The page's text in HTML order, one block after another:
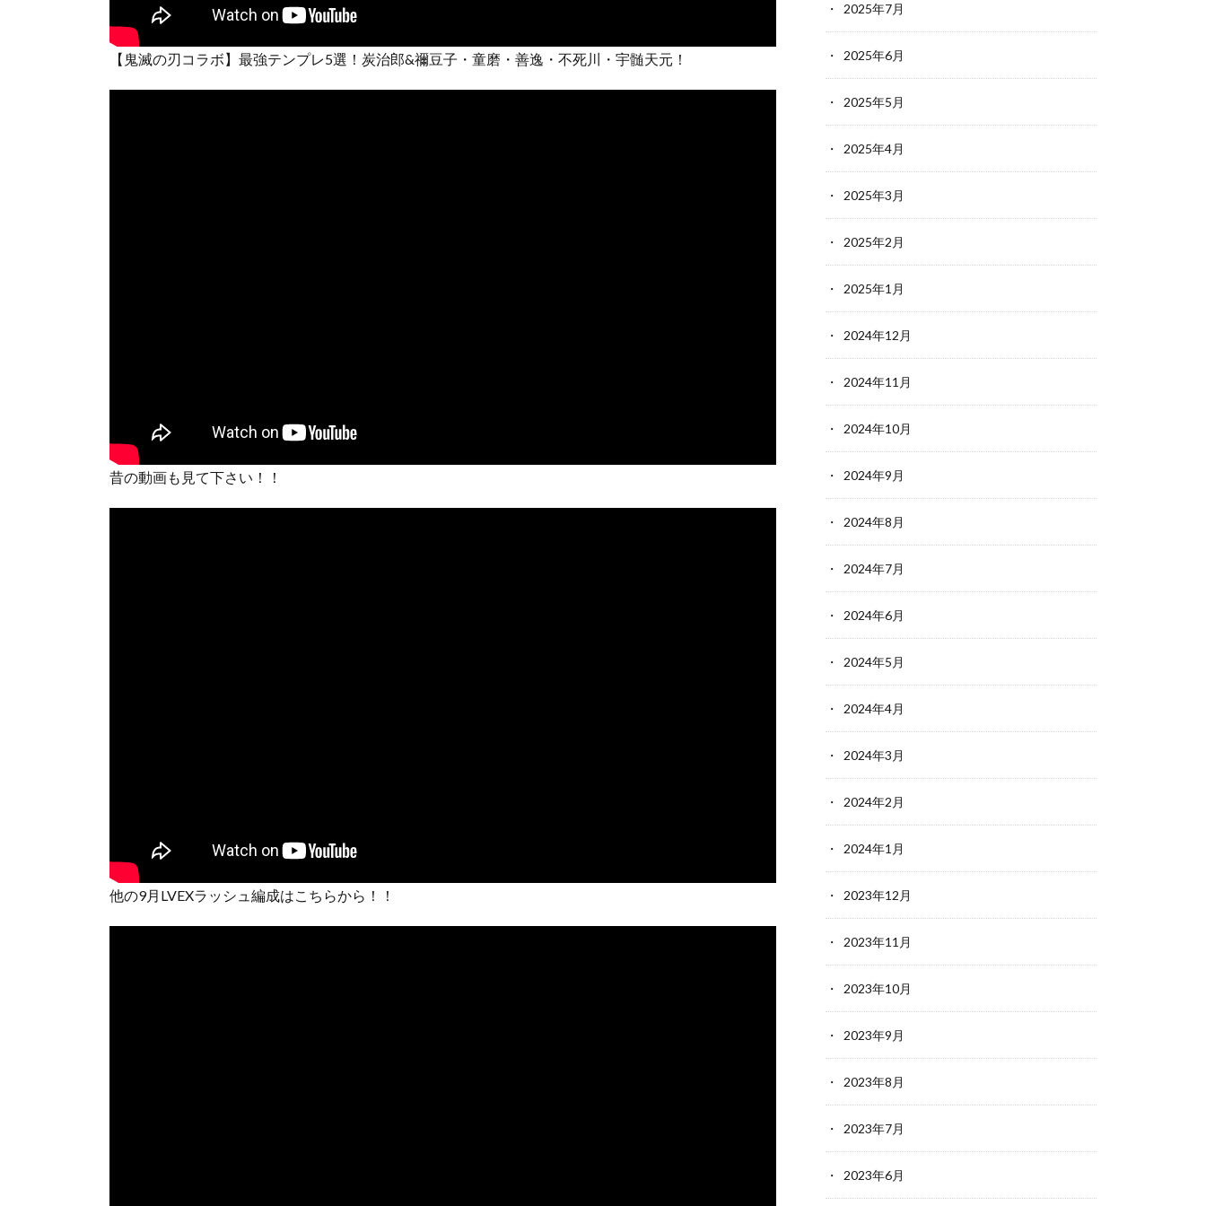
【鬼滅の刃コラボ】最強テンプレ5選！炭治郎&禰豆子・童磨・善逸・不死川・宇髄天元！
昔の動画も見て下さい！！
他の9月LVEXラッシュ編成はこちらから！！
2025年7月
2025年6月
2025年5月
2025年4月
2025年3月
2025年2月
2025年1月
2024年12月
2024年11月
2024年10月
2024年9月
2024年8月
2024年7月
2024年6月
2024年5月
2024年4月
2024年3月
2024年2月
2024年1月
2023年12月
2023年11月
2023年10月
2023年9月
2023年8月
2023年7月
2023年6月